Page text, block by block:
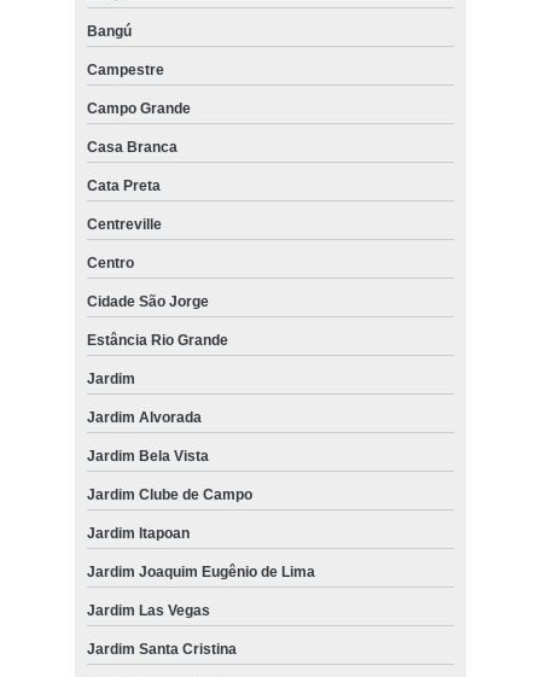
Bangú
Campestre
Campo Grande
Casa Branca
Cata Preta
Centreville
Centro
Cidade São Jorge
Estância Rio Grande
Jardim
Jardim Alvorada
Jardim Bela Vista
Jardim Clube de Campo
Jardim Itapoan
Jardim Joaquim Eugênio de Lima
Jardim Las Vegas
Jardim Santa Cristina